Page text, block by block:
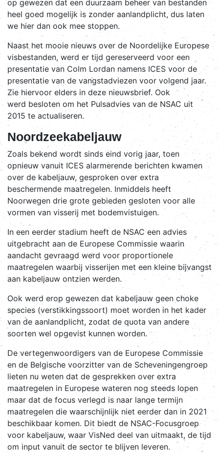
op gewezen dat een duurzaam beheer van bestanden
heel goed mogelijk is zonder aanlandplicht, dus laten
we hier dan ook mee stoppen.
Naast het mooie nieuws over de Noordelijke Europese
visbestanden, werd er tijd gereserveerd voor een
presentatie van Colm Lordan namens ICES voor de
presentatie van de vangstadviezen voor volgend jaar.
Zie hiervoor elders in deze nieuwsbrief. Ook
werd besloten om het Pulsadvies van de NSAC uit
2015 te actualiseren.
Noordzeekabeljauw
Zoals bekend wordt sinds eind vorig jaar, toen
opnieuw vanuit ICES alarmerende berichten kwamen
over de kabeljauw, gesproken over extra
beschermende maatregelen. Inmiddels heeft
Noorwegen drie grote gebieden gesloten voor alle
vormen van visserij met bodemvistuigen.
In een eerder stadium heeft de NSAC een advies
uitgebracht aan de Europese Commissie waarin
aandacht gevraagd werd voor proportionele
maatregelen waarbij visserijen met een kleine bijvangst
aan kabeljauw ontzien werden.
Ook werd erop gewezen dat kabeljauw geen choke
species (verstikkingssoort) moet worden in het kader
van de aanlandplicht, zodat de quota van andere
soorten wel opgevist kunnen worden.
De vertegenwoordigers van de Europese Commissie
en de Belgische voorzitter van de Scheveningengroep
lieten nu weten dat de gesprekken over extra
maatregelen in Europese wateren nog steeds lopen
maar dat de focus verlegd is naar lange termijn
maatregelen die waarschijnlijk niet eerder dan in 2021
beschikbaar komen. Dit biedt de NSAC-Focusgroep
voor kabeljauw, waar VisNed deel van uitmaakt, de tijd
om input vanuit de sector te blijven leveren.